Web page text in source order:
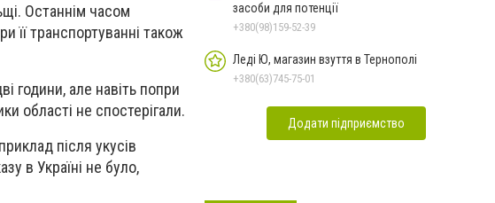
Останнім часом
її транспортуванні також
години, але навіть попри
області не спостерігали.
після укусів
в Україні не було,
засоби для потенції
+380(98)159-52-39
Леді Ю, магазин взуття в Тернополі
+380(63)745-75-01
Додати підприємство